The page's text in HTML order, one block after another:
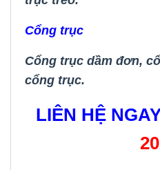
Cổng trục
Cổng trục dầm đơn,
cổng trục.
LIÊN HỆ